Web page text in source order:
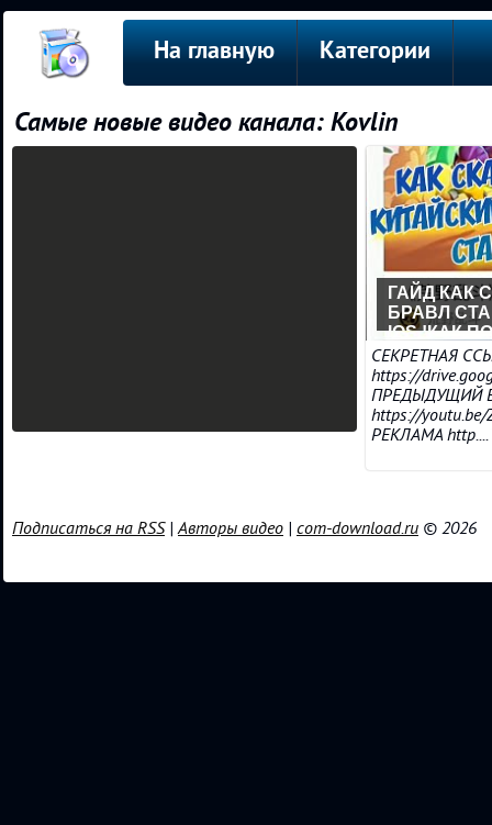
На главную Категории
Самые новые видео канала: Kovlin
ГАЙД КАК
БРАВЛ
IOS !КАК
ШЕЛЛИ
СЕКРЕТНАЯ
https://
ПРЕДЫДУЩИЙ
https://
РЕКЛАМА http....
Подписаться на RSS|Авторы видео | com-download.ru © 2026